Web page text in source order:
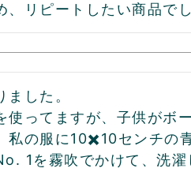
、リピートしたい商品でし
した。
使ってますが、子供がボ
私の服に10✖️10センチの
1を霧吹でかけて、洗